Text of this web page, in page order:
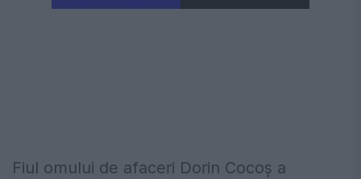
Fiul omului de afaceri Dorin Cocoș a